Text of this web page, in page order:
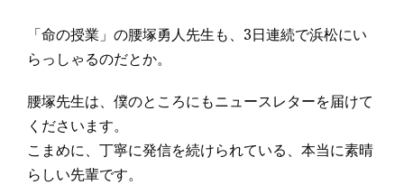
「命の授業」の腰塚勇人先生も、3日連続で浜松にい
らっしゃるのだとか。
腰塚先生は、僕のところにもニュースレターを届けて
くださいます。
こまめに、丁寧に発信を続けられている、本当に素晴
らしい先輩です。